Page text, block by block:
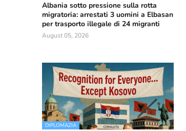
Albania sotto pressione sulla rotta
migratoria: arrestati 3 uomini a Elbasan
per trasporto illegale di 24 migranti
August 05, 2026
DIPLOMAZIA